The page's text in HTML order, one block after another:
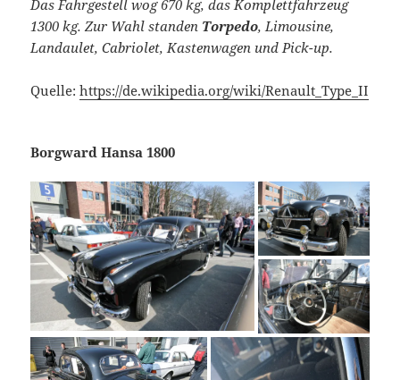
Das Fahrgestell wog 670 kg, das Komplettfahrzeug
1300 kg. Zur Wahl standen Torpedo, Limousine,
Landaulet, Cabriolet, Kastenwagen und Pick-up.
Quelle:https://de.wikipedia.org/wiki/Renault_Type_II
Borgward Hansa 1800